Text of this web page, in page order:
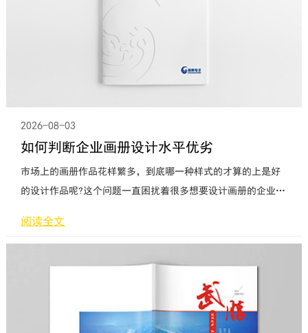
2026-08-03
如何判断企业画册设计水平优劣
市场上的画册作品花样繁多，到底哪一种样式的才算的上是好
的设计作品呢?这个问题一直困扰着很多想要设计画册的企业。
出画册作品的优劣。画册设计的结构非常重要，就像美丽的建
构没有很大创新和创意，这本画册的摄影、设计和印刷再好，
也很难吸引客户阅读下去，更难以给客户留下深刻的印象。这
阅读全文